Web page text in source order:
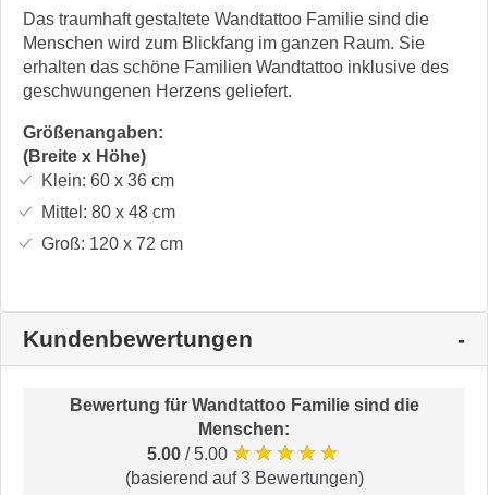
Das traumhaft gestaltete Wandtattoo Familie sind die
Menschen wird zum Blickfang im ganzen Raum. Sie
erhalten das schöne Familien Wandtattoo inklusive des
geschwungenen Herzens geliefert.
Größenangaben:
(Breite x Höhe)
Klein: 60 x 36cm
Mittel: 80 x 48cm
Groß: 120 x 72 cm
Kundenbewertungen
Bewertung für Wandtattoo Familie sind die
Menschen:
5.00 / 5.00 ★★★★★
(basierend auf 3 Bewertungen)